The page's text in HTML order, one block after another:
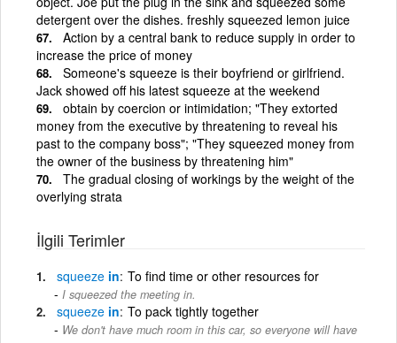
detergent over the dishes. freshly squeezed lemon juice
Action by a central bank to reduce supply in order to
increase the price of money
Someone's squeeze is their boyfriend or girlfriend.
Jack showed off his latest squeeze at the weekend
obtain by coercion or intimidation; "They extorted
money from the executive by threatening to reveal his
past to the company boss"; "They squeezed money from
the owner of the business by threatening him"
The gradual closing of workings by the weight of the
overlying strata
İlgili Terimler
squeeze in To find time or other resources for
I squeezed the meeting in.
squeeze in To pack tightly together
We don't have much room in this car, so everyone will have